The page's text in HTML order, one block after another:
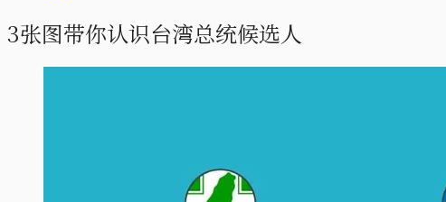
3张图带你认识台湾总统候选人